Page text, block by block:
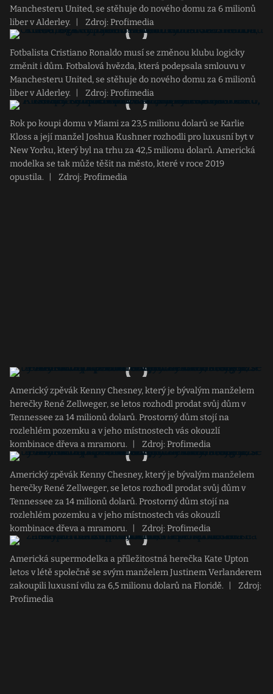
Manchesteru United, se stěhuje do nového domu za 6 milionů
liber v Alderley.
Zdroj: Profimedia
Fotbalista Cristiano Ronaldo musí se změnou klubu logicky
změnit i dům. Fotbalová hvězda, která podepsala smlouvu v
Manchesteru United, se stěhuje do nového domu za 6 milionů
liber v Alderley.
Zdroj: Profimedia
Rok po koupi domu v Miami za 23,5 milionu dolarů se Karlie
Kloss a její manžel Joshua Kushner rozhodli pro luxusní byt v
New Yorku, který byl na trhu za 42,5 milionu dolarů. Americká
modelka se tak může těšit na město, které v roce 2019
opustila.
Zdroj: Profimedia
Americký zpěvák Kenny Chesney, který je bývalým manželem
herečky René Zellweger, se letos rozhodl prodat svůj dům v
Tennessee za 14 milionů dolarů. Prostorný dům stojí na
rozlehlém pozemku a v jeho místnostech vás okouzlí
kombinace dřeva a mramoru.
Zdroj: Profimedia
Americký zpěvák Kenny Chesney, který je bývalým manželem
herečky René Zellweger, se letos rozhodl prodat svůj dům v
Tennessee za 14 milionů dolarů. Prostorný dům stojí na
rozlehlém pozemku a v jeho místnostech vás okouzlí
kombinace dřeva a mramoru.
Zdroj: Profimedia
Americká supermodelka a příležitostná herečka Kate Upton
letos v létě společně se svým manželem Justinem Verlanderem
zakoupili luxusní vilu za 6,5 milionu dolarů na Floridě.
Zdroj:
Profimedia